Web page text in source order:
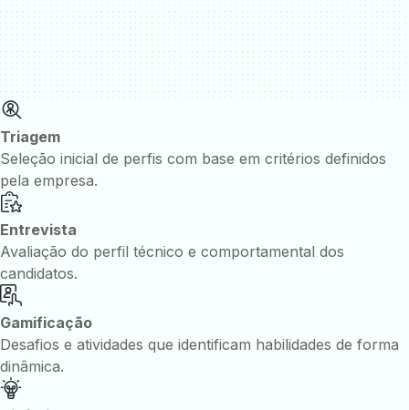
Triagem
Seleção inicial de perfis com base em critérios definidos
pela empresa.
Entrevista
Avaliação do perfil técnico e comportamental dos
candidatos.
Gamificação
Desafios e atividades que identificam habilidades de forma
dinâmica.